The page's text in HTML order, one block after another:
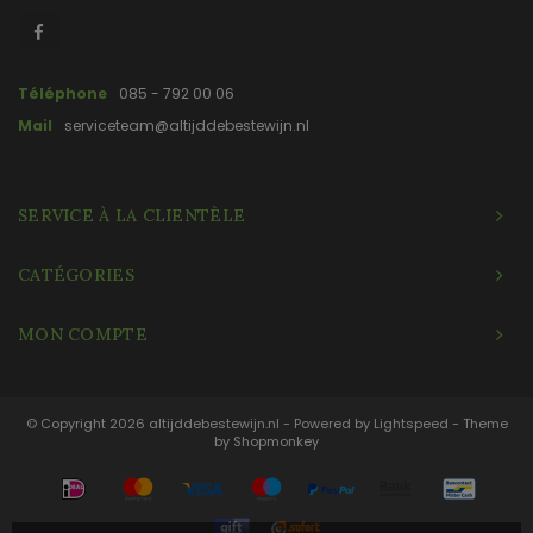
Téléphone
085 - 792 00 06
Mail
serviceteam@altijddebestewijn.nl
SERVICE À LA CLIENTÈLE
CATÉGORIES
MON COMPTE
© Copyright 2026 altijddebestewijn.nl - Powered by Lightspeed - Theme
by Shopmonkey